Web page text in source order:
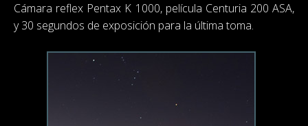
Cámara reflex Pentax K 1000, película Centuria 200 ASA,
y 30 segundos de exposición para la última toma.